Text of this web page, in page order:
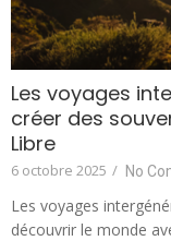
Les voyages
créer des
Libre
6 octobre 2025 / No
Les voyages
découvrir le monde